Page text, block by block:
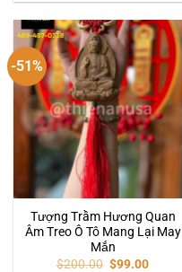
-51%
Tượng Trầm Hương Quan
Âm Treo Ô Tô Mang Lại May
Mắn
$200.00 $99.00